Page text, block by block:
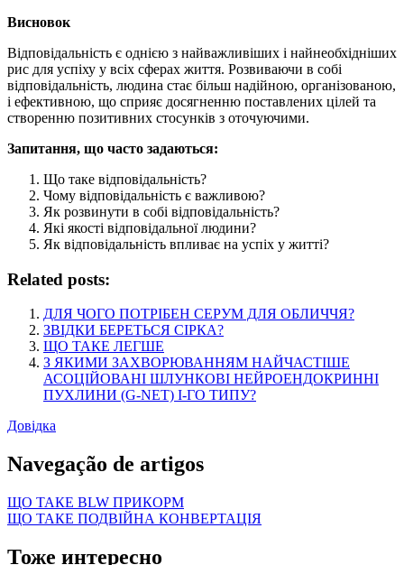
Висновок
Відповідальність є однією з найважливіших і найнеобхідніших
рис для успіху у всіх сферах життя. Розвиваючи в собі
відповідальність, людина стає більш надійною, організованою,
і ефективною, що сприяє досягненню поставлених цілей та
створенню позитивних стосунків з оточуючими.
Запитання, що часто задаються:
Що таке відповідальність?
Чому відповідальність є важливою?
Як розвинути в собі відповідальність?
Які якості відповідальної людини?
Як відповідальність впливає на успіх у житті?
Related posts:
ДЛЯ ЧОГО ПОТРІБЕН СЕРУМ ДЛЯ ОБЛИЧЧЯ?
ЗВІДКИ БЕРЕТЬСЯ СІРКА?
ЩО ТАКЕ ЛЕГШЕ
З ЯКИМИ ЗАХВОРЮВАННЯМ НАЙЧАСТІШЕ
АСОЦІЙОВАНІ ШЛУНКОВІ НЕЙРОЕНДОКРИННІ
ПУХЛИНИ (G-NET) І-ГО ТИПУ?
Довідка
Navegação de artigos
ЩО ТАКЕ BLW ПРИКОРМ
ЩО ТАКЕ ПОДВІЙНА КОНВЕРТАЦІЯ
Тоже интересно